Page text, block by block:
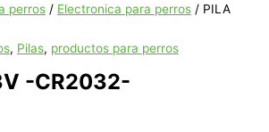
perros / Electronica para perros / PILA
, Pilas, productos para perros
-CR2032-